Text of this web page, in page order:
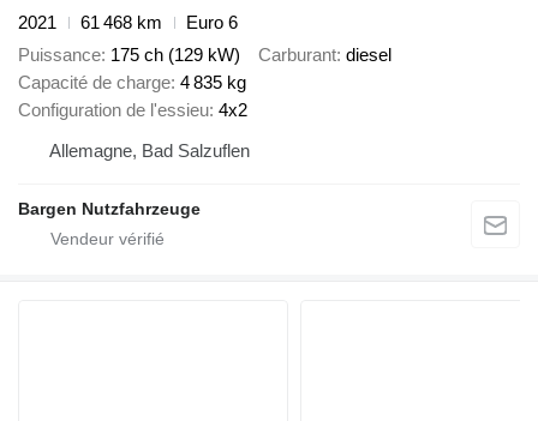
2021
61 468 km
Euro 6
Puissance 175 ch (129 kW) Carburant diesel
Capacité de charge 4 835 kg
Configuration de l'essieu 4x2
Allemagne, Bad Salzuflen
Bargen Nutzfahrzeuge